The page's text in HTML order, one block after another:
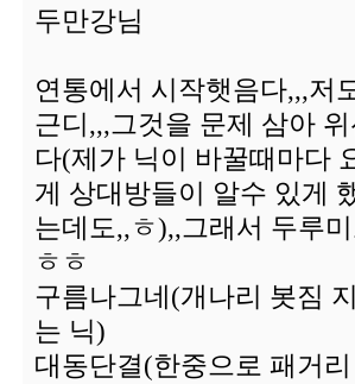
두만강님
연통에서 시작햇음다,,,저
근디,,,그것을 문제 삼아
다(제가 닉이 바꿀때마다
게 상대방들이 알수 있게
는데도,,ㅎ),,그래서 두루
ㅎㅎ
구름나그네(개나리 봇짐
는 닉)
대동단결(한중으로 패거